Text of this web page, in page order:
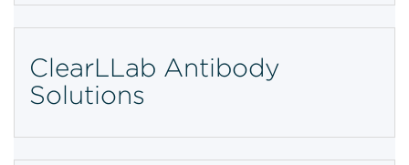
ClearLLab Antibody
Solutions